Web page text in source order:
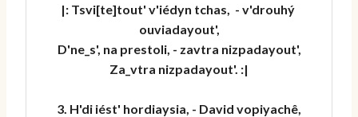
|: Tsvi[te]tout' v'iédyn tchas,  - v'drouhý
ouviadayout',
D'ne_s', na prestoli, - zavtra nizpadayout',
Za_vtra nizpadayout'. :|
3. H'di iést' hordiaysia, - David vopiyachê,